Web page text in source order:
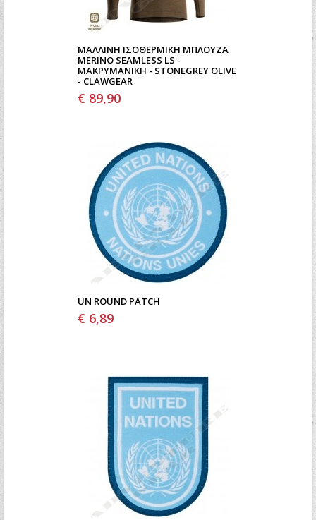
ΜΆΛΛΙΝΗ ΙΣΟΘΕΡΜΙΚΉ ΜΠΛΟΎΖΑ
MERINO SEAMLESS LS -
ΜΑΚΡΥΜΆΝΙΚΗ - STONEGREY OLIVE
- CLAWGEAR
€ 89,90
UN ROUND PATCH
€ 6,89